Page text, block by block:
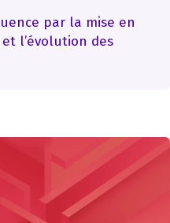
par la mise en
l’évolution des